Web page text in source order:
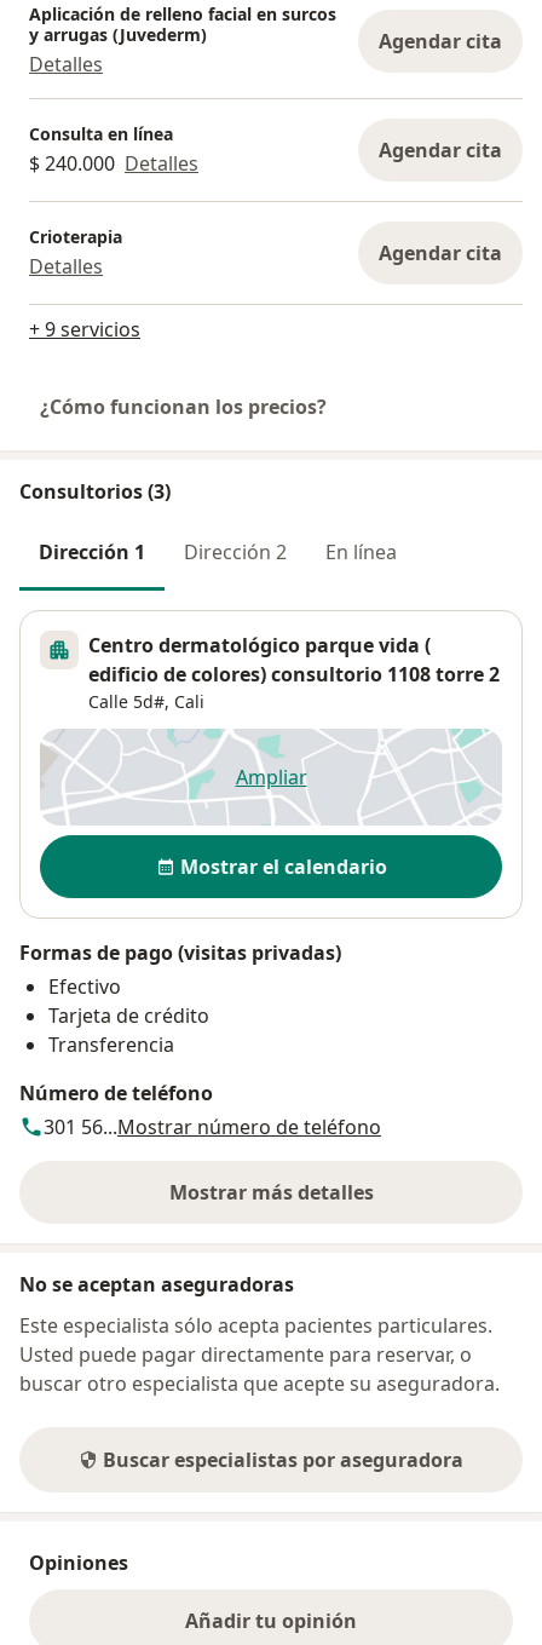
Aplicación de relleno facial en surcos
y arrugas (Juvederm)
Detalles
Agendar cita
Consulta en línea
$ 240.000 Detalles Agendar cita
Crioterapia
Detalles Agendar cita
+ 9 servicios
¿Cómo funcionan los precios?
Consultorios (3)
Dirección 1 Dirección 2 En línea
Centro dermatológico parque vida (
edificio de colores) consultorio 1108 torre 2
Calle 5d#, Cali
Ampliarse abre en una nueva
Disponibilidad
Mostrar el calendario
Formas de pago (visitas privadas)
Efectivo
Tarjeta de crédito
Transferencia
Número de teléfono
301 56...Mostrar número de teléfono
Mostrar más detalles
sobre la dirección
No se aceptan aseguradoras
Este especialista sólo acepta pacientes particulares.
Usted puede pagar directamente para reservar, o
buscar otro especialista que acepte su aseguradora.
Buscar especialistas por aseguradora
Opiniones
Añadir tu opinión